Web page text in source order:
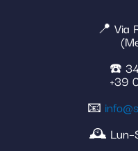
📍 Via
☎️
+39
📧
🕰️